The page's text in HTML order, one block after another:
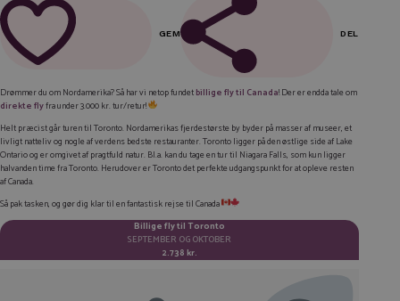
GEM DEL
TWITTER
E-MAIL
Drømmer du om Nordamerika? Så har vi netop fundetbillige fly til Canada! Der er endda tale om
direkte flyfra under 3.000 kr. tur/retur!
Helt præcist går turen til Toronto. Nordamerikas fjerdestørste by byder på masser af museer, et
livligt natteliv og nogle af verdens bedste restauranter. Toronto ligger på den østlige side af Lake
Ontario og er omgivet af pragtfuld natur. Bl.a. kan du tage en tur til Niagara Falls, som kun ligger
halvanden time fra Toronto. Herudover er Toronto det perfekte udgangspunkt for at opleve resten
af Canada.
Så pak tasken, og gør dig klar til en fantastisk rejse til Canada
Billige fly til Toronto
SEPTEMBER OG OKTOBER
2.738 kr.